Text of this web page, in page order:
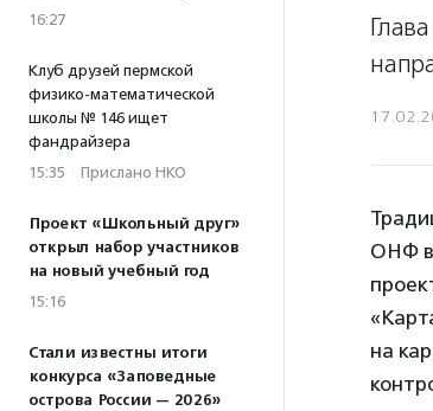
16:27
Клуб друзей пермской
физико-математической
школы № 146 ищет
фандрайзера
15:35 · Прислано НКО
Проект «Школьный друг»
открыл набор участников
на новый учебный год
15:16
Стали известны итоги
конкурса «Заповедные
острова России — 2026»
ОНФ в
на